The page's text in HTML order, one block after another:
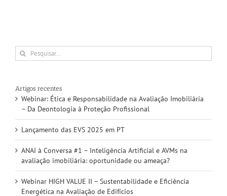
Pesquisar
Artigos recentes
Webinar: Ética e Responsabilidade na Avaliação Imobiliária
– Da Deontologia à Proteção Profissional
Lançamento das EVS 2025 em PT
ANAI à Conversa #1 – Inteligência Artificial e AVMs na
avaliação imobiliária: oportunidade ou ameaça?
Webinar HIGH VALUE II – Sustentabilidade e Eficiência
Energética na Avaliação de Edifícios